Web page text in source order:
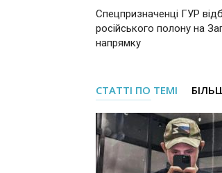
Спецпризначенці ГУР
російського полону на
напрямку
СТАТТІ ПО ТЕМІ